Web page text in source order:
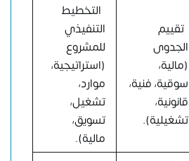
تقييم
الجدوى
(مالية،
سوقية، فنية،
قانونية،
تشغيلية).
التخطيط
التنفيذي
للمشروع
(استراتيجية،
موارد،
تشغيل،
تسويق،
مالية).